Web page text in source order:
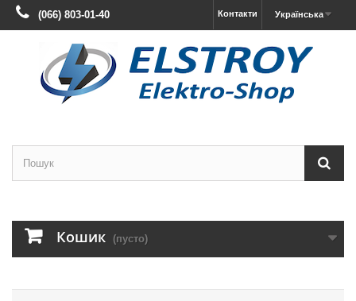
Українська
Контакти
(066) 803-01-40
Кошик (пусто)